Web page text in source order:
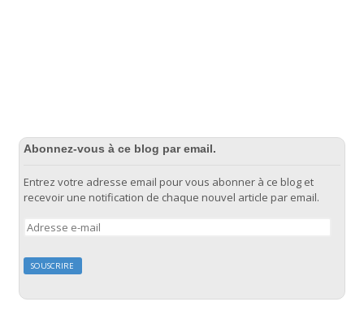
Abonnez-vous à ce blog par email.
Entrez votre adresse email pour vous abonner à ce blog et
recevoir une notification de chaque nouvel article par email.
Adresse
mail